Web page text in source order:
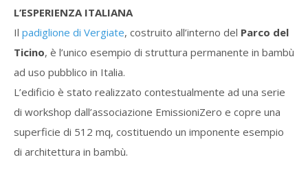
L’ESPERIENZA ITALIANA
Il padiglione di Vergiate, costruito all’interno del Parco del
Ticino, è l’unico esempio di struttura permanente in bambù
ad uso pubblico in Italia.
L’edificio è stato realizzato contestualmente ad una serie
di workshop dall’associazione EmissioniZero e copre una
superficie di 512 mq, costituendo un imponente esempio
di architettura in bambù.